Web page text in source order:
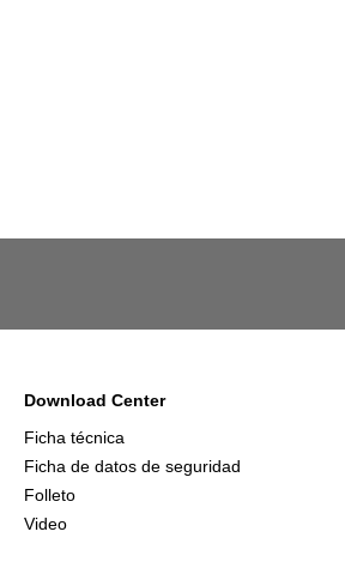
Download Center
Ficha técnica
Ficha de datos de seguridad
Folleto
Video